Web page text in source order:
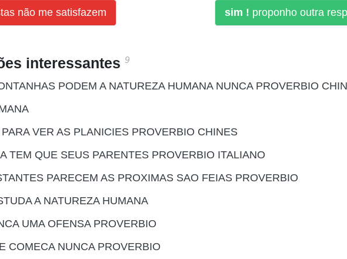
não me satisfazem sim ! proponho outra
interessantes 9
PODEM A NATUREZA HUMANA NUNCA PROVERBIO
VER AS PLANICIES PROVERBIO CHINES
TEM QUE SEUS PARENTES PROVERBIO ITALIANO
PARECEM AS PROXIMAS SAO FEIAS PROVERBIO
A NATUREZA HUMANA
UMA OFENSA PROVERBIO
COMECA NUNCA PROVERBIO